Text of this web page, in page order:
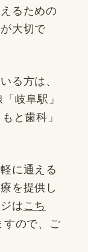
るための
大切で
る方は、
岐阜駅」
と歯科」
に通える
を提供し
は こち
すので、ご